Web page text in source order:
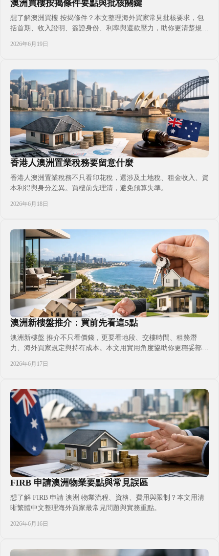
澳洲買樓按揭條件要點與批核關鍵
想了解澳洲買樓 按揭條件？本文整理海外買家常見批核要求，包
括首期、收入證明、簽證身份、利率與還款壓力，助你更清楚規劃
2026年6月19日
香港人澳洲置業稅務要留意什麼
香港人澳洲置業稅務不只看印花稅，還涉及土地稅、租金收入、資
本利得與身分差異。買樓前先理清，避免預算失準。
2026年6月18日
澳洲新樓盤推介：買前先看這5點
澳洲新樓盤 推介不只看價錢，更要看地段、交樓時間、租務潛
力、海外買家規定與持有成本。本文用實用角度協助你更穩妥部署
2026年6月17日
FIRB 申請澳洲物業要點與常見誤區
想了解 FIRB 申請 澳洲 物業流程、資格、費用與限制？本文用清
晰繁體中文整理海外買家最常見問題與實務重點。
2026年6月16日